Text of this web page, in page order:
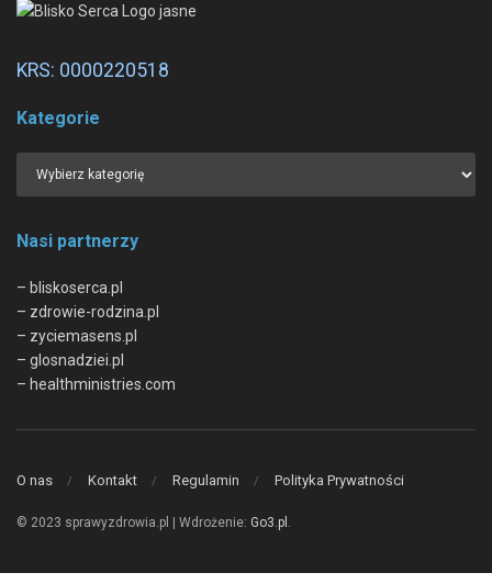
KRS: 0000220518
Kategorie
Nasi partnerzy
– bliskoserca.pl
– zdrowie-rodzina.pl
– zyciemasens.pl
– glosnadziei.pl
– healthministries.com
O nas Kontakt Regulamin Polityka Prywatności
© 2023 sprawyzdrowia.pl | Wdrożenie: Go3.pl .